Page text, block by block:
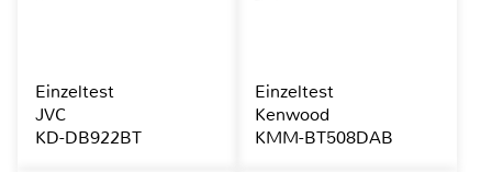
Einzeltest
JVC
KD-DB922BT
Einzeltest
Kenwood
KMM-BT508DAB